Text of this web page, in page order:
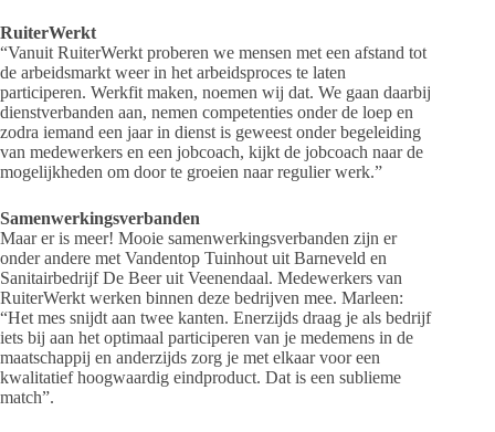
RuiterWerkt
“Vanuit RuiterWerkt proberen we mensen met een afstand tot
de arbeidsmarkt weer in het arbeidsproces te laten
participeren. Werkfit maken, noemen wij dat. We gaan daarbij
dienstverbanden aan, nemen competenties onder de loep en
zodra iemand een jaar in dienst is geweest onder begeleiding
van medewerkers en een jobcoach, kijkt de jobcoach naar de
mogelijkheden om door te groeien naar regulier werk.”
Samenwerkingsverbanden
Maar er is meer! Mooie samenwerkingsverbanden zijn er
onder andere met Vandentop Tuinhout uit Barneveld en
Sanitairbedrijf De Beer uit Veenendaal. Medewerkers van
RuiterWerkt werken binnen deze bedrijven mee. Marleen:
“Het mes snijdt aan twee kanten. Enerzijds draag je als bedrijf
iets bij aan het optimaal participeren van je medemens in de
maatschappij en anderzijds zorg je met elkaar voor een
kwalitatief hoogwaardig eindproduct. Dat is een sublieme
match”.